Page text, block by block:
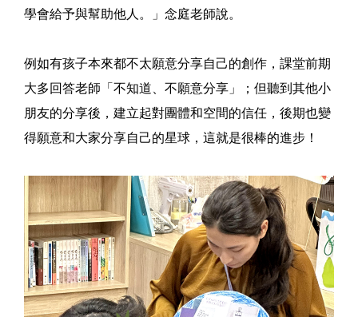
學會給予與幫助他人。」念庭老師說。
例如有孩子本來都不太願意分享自己的創作，課堂前期
大多回答老師「不知道、不願意分享」；但聽到其他小
朋友的分享後，建立起對團體和空間的信任，後期也變
得願意和大家分享自己的星球，這就是很棒的進步！